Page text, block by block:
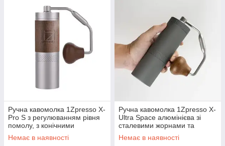
Ручна кавомолка 1Zpresso X-
Pro S з регулюванням рівня
помолу, з конічними
сталевими жерновами
Немає в наявності
Ручна кавомолка 1Zpresso X-
Ultra Space алюмінієва зі
сталевими жорнами та
регулюванням ступеня
помелу, Млин для кави
Немає в наявності